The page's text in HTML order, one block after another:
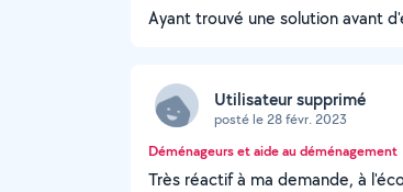
Ayant trouvé une solution avant
Utilisateur supprimé
posté le 28 févr. 2023
Déménageurs et aide au déménagement
Très réactif à ma demande, à